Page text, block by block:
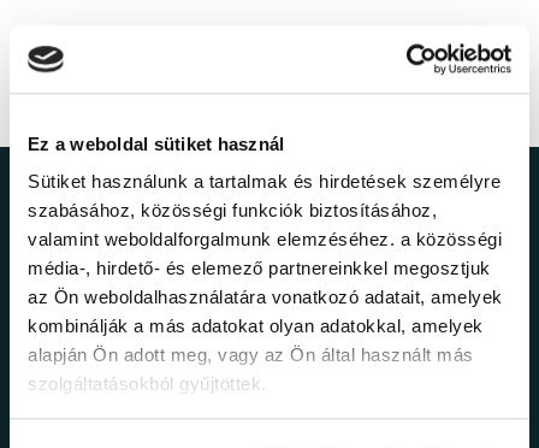
Ez a weboldal sütiket használ
Sütiket használunk a tartalmak és hirdetések személyre
szabásához, közösségi funkciók biztosításához,
valamint weboldalforgalmunk elemzéséhez. a közösségi
média-, hirdető- és elemező partnereinkkel megosztjuk
az Ön weboldalhasználatára vonatkozó adatait, amelyek
kombinálják a más adatokat olyan adatokkal, amelyek
alapján Ön adott meg, vagy az Ön által használt más
szolgáltatásokból gyűjtöttek.
Ne maradj le a
legfrissebb
információkról!